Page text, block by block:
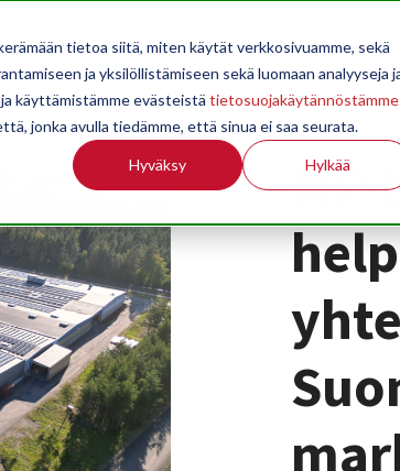
tietoa siitä, miten käytät verkkosivuamme, sekä
ja yksilöllistämiseen sekä luomaan analyyseja
käyttämistämme evästeistä tietosuojakäytännöstämme
jonka avulla tiedämme, että sinua ei saa seurata.
Hyväksy Hylkää
JÄSENYYS TILASTOINTI TIETOA
MP